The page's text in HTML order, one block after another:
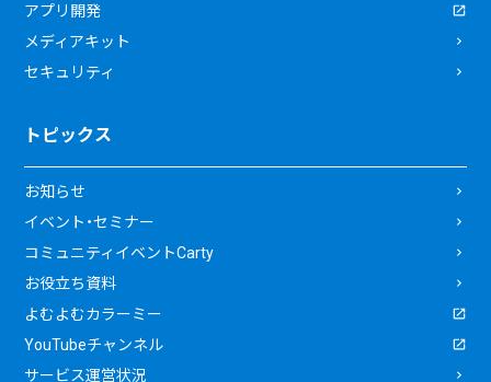
アプリ開発
メディアキット
セキュリティ
トピックス
お知らせ
イベント・セミナー
コミュニティイベントCarty
お役立ち資料
よむよむカラーミー
YouTubeチャンネル
サービス運営状況